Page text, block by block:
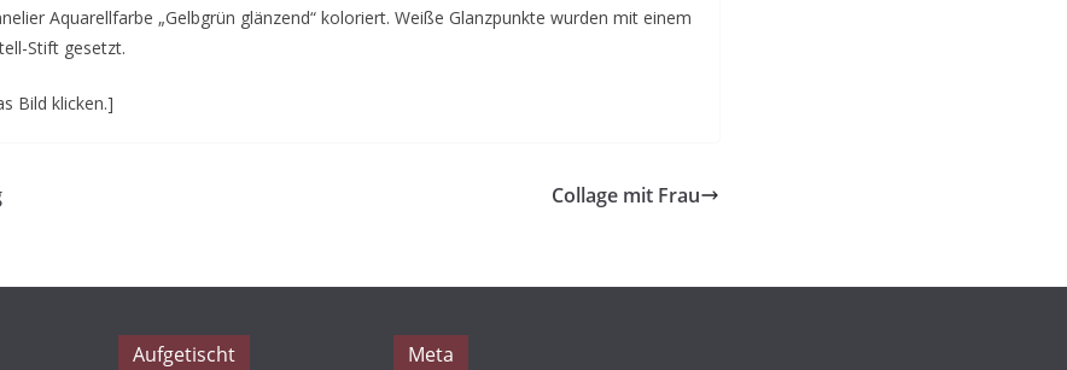
Aquarellfarbe „Gelbgrün glänzend“ koloriert. Weiße Glanzpunkte wurden mit einem
Stift gesetzt.
Bild klicken.]
Collage mit Frau
Aufgetischt Meta